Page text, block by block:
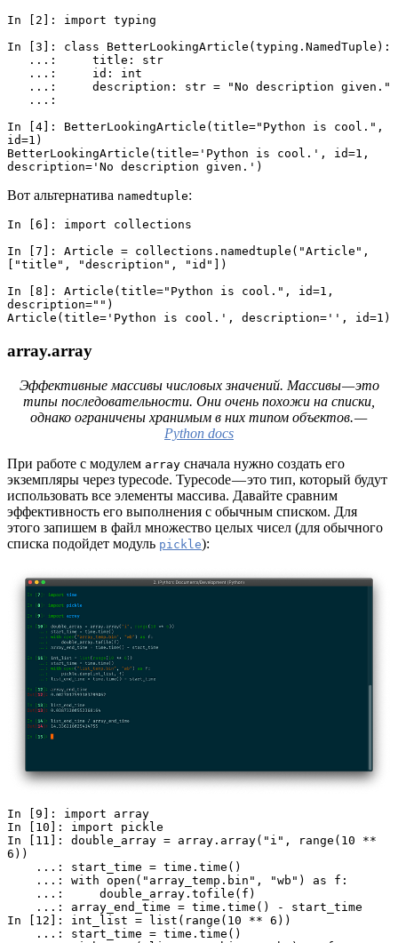
In [2]: import typing
   ...:     title: str
   ...:     id: int
   ...:
In [4]: BetterLookingArticle(title="Python is cool.",
id=1)
BetterLookingArticle(title='Python is cool.', id=1,
description='No description given.')
Вот альтернатива namedtuple:
In [6]: import collections
In [7]: Article = collections.namedtuple("Article",
["title", "description", "id"])
In [8]: Article(title="Python is cool.", id=1,
description="")
Article(title='Python is cool.', description='', id=1)
array.array
Эффективные массивы числовых значений. Массивы — это
типы последовательности. Они очень похожи на списки,
однако ограничены хранимым в них типом объектов. —
Python docs
При работе с модулем array сначала нужно создать его
экземпляры через typecode. Typecode — это тип, который будут
использовать все элементы массива. Давайте сравним
эффективность его выполнения с обычным списком. Для
этого запишем в файл множество целых чисел (для обычного
списка подойдет модуль pickle):
In [9]: import array
In [10]: import pickle
In [11]: double_array = array.array("i", range(10 **
6))
    ...: start_time = time.time()
    ...: with open("array_temp.bin", "wb") as f:
    ...:     double_array.tofile(f)
    ...: array_end_time = time.time() - start_time
In [12]: int_list = list(range(10 ** 6))
    ...: start_time = time.time()